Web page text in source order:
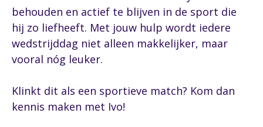
behouden en actief te blijven in de sport die
hij zo liefheeft. Met jouw hulp wordt iedere
wedstrijddag niet alleen makkelijker, maar
vooral nóg leuker.
Klinkt dit als een sportieve match? Kom dan
kennis maken met Ivo!